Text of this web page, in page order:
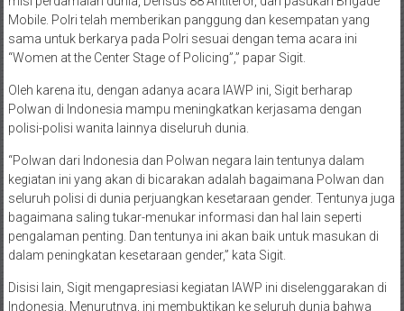
Mobile. Polri telah memberikan panggung dan kesempatan yang
sama untuk berkarya pada Polri sesuai dengan tema acara ini
“Women at the Center Stage of Policing”,” papar Sigit.
Oleh karena itu, dengan adanya acara IAWP ini, Sigit berharap
Polwan di Indonesia mampu meningkatkan kerjasama dengan
polisi-polisi wanita lainnya diseluruh dunia.
“Polwan dari Indonesia dan Polwan negara lain tentunya dalam
kegiatan ini yang akan di bicarakan adalah bagaimana Polwan dan
seluruh polisi di dunia perjuangkan kesetaraan gender. Tentunya juga
bagaimana saling tukar-menukar informasi dan hal lain seperti
pengalaman penting. Dan tentunya ini akan baik untuk masukan di
dalam peningkatan kesetaraan gender,” kata Sigit.
Disisi lain, Sigit mengapresiasi kegiatan IAWP ini diselenggarakan di
Indonesia. Menurutnya, ini membuktikan ke seluruh dunia bahwa